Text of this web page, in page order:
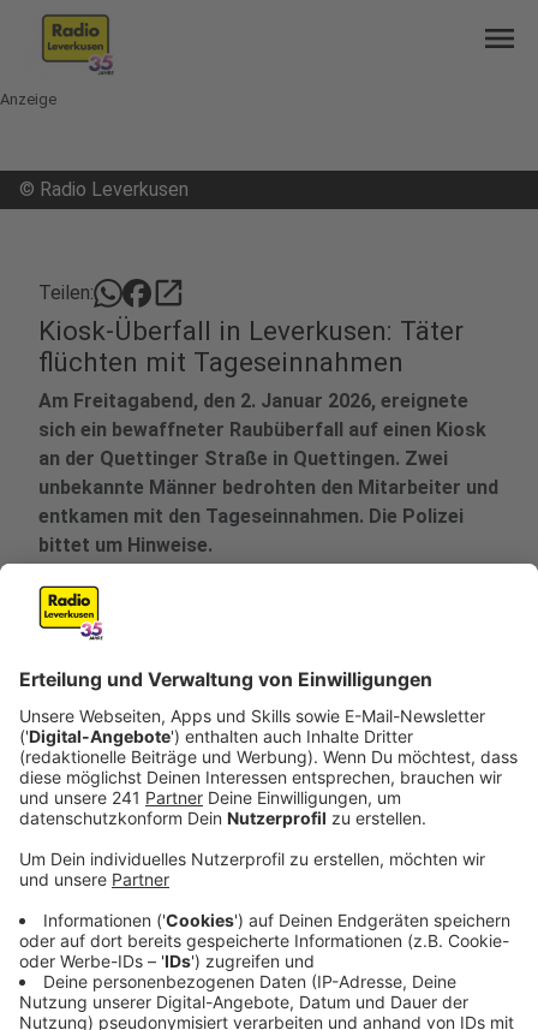
menu
Anzeige
© Radio Leverkusen
Teilen: open_in_new
Kiosk-Überfall in Leverkusen: Täter
flüchten mit Tageseinnahmen
Am Freitagabend, den 2. Januar 2026, ereignete
sich ein bewaffneter Raubüberfall auf einen Kiosk
an der Quettinger Straße in Quettingen. Zwei
unbekannte Männer bedrohten den Mitarbeiter und
entkamen mit den Tageseinnahmen. Die Polizei
bittet um Hinweise.
Veröffentlicht:
Details zum Überfall
Anzeige
Einer der Täter bedrohte den Mitarbeiter des Kiosks
Tageseinnahmen aus der Kasse entwendete. Nach der
Tat flüchteten die Männer zu Fuß in Richtung
Kolberger Straße. Die Polizei hat die Ermittlungen
aufgenommen und sucht nach Hinweisen.